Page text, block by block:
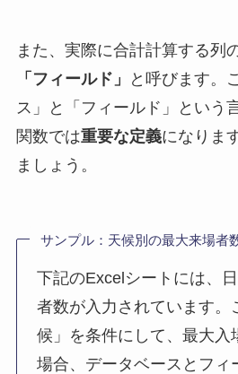
また、実際に合計計算する列
「フィールド」
と呼びます。
ス」と「フィールド」という
関数では重要な定義になりま
ましょう。
サンプル：天候別の最大来場者
下記のExcelシートには、
者数が入力されています。
候」を条件にして、最大入
場合、データベースとフィ